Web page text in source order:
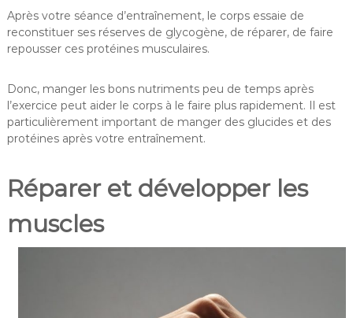
Après votre séance d’entraînement, le corps essaie de
reconstituer ses réserves de glycogène, de réparer, de faire
repousser ces protéines musculaires.
Donc, manger les bons nutriments peu de temps après
l’exercice peut aider le corps à le faire plus rapidement. Il est
particulièrement important de manger des glucides et des
protéines après votre entraînement.
Réparer et développer les
muscles